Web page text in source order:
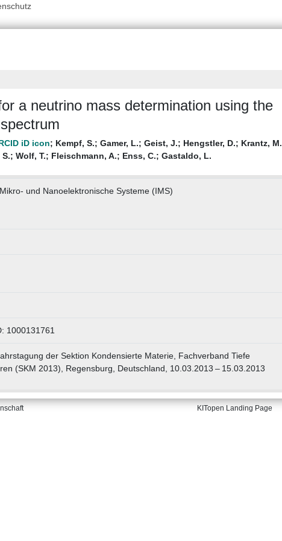
a neutrino mass determination using the
; Kempf, S.; Gamer, L.; Geist, J.; Hengstler, D.; Krantz, M.
; Wolf, T.; Fleischmann, A.; Enss, C.; Gastaldo, L.
und Nanoelektronische Systeme (IMS)
1000131761
der Sektion Kondensierte Materie, Fachverband Tiefe
(SKM 2013), Regensburg, Deutschland, 10.03.2013 – 15.03.2013
KITopen Landing Page